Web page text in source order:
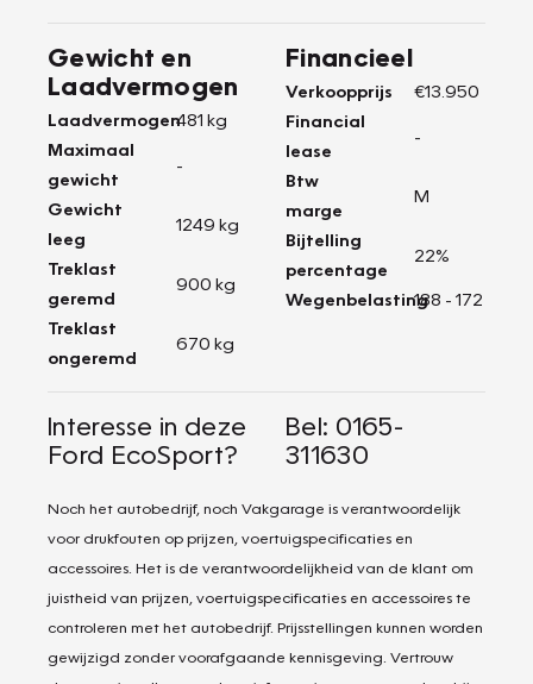
Gewicht en
Laadvermogen
Laadvermogen481 kg
Maximaal
gewicht
-
Gewicht
leeg
1249 kg
Treklast
geremd
900 kg
Treklast
ongeremd
670 kg
Financieel
Verkoopprijs
€13.950
Financial
lease
-
Btw
marge
M
Bijtelling
percentage
22%
Wegenbelasting188 - 172
Interesse in deze
Ford EcoSport?
Bel: 0165-
311630
Noch het autobedrijf, noch Vakgarage is verantwoordelijk
voor drukfouten op prijzen, voertuigspecificaties en
accessoires. Het is de verantwoordelijkheid van de klant om
juistheid van prijzen, voertuigspecificaties en accessoires te
controleren met het autobedrijf. Prijsstellingen kunnen worden
gewijzigd zonder voorafgaande kennisgeving. Vertrouw